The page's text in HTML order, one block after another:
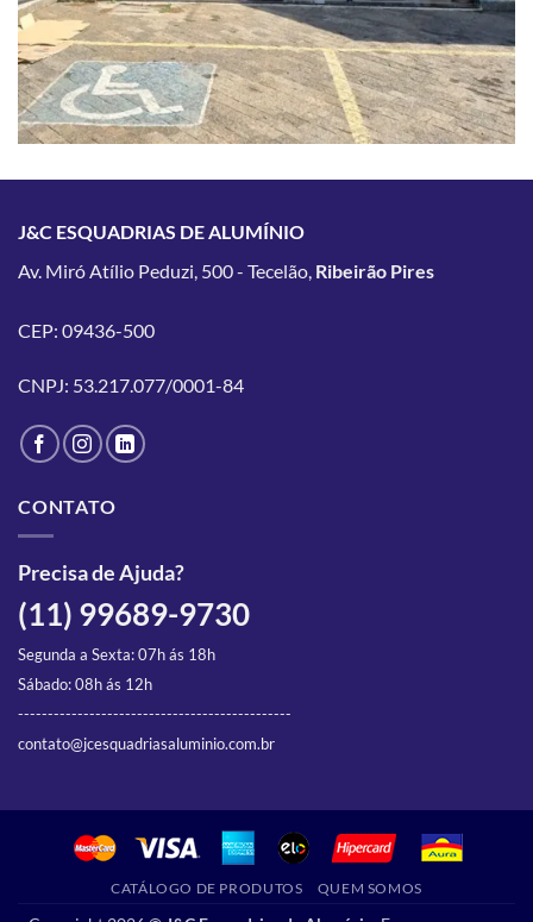
J&C ESQUADRIAS DE ALUMÍNIO
Av. Miró Atílio Peduzi, 500 - Tecelão, Ribeirão Pires
CEP: 09436-500
CNPJ: 53.217.077/0001-84
CONTATO
Precisa de Ajuda?
(11) 99689-9730
Segunda a Sexta: 07h ás 18h
Sábado: 08h ás 12h
----------------------------------------------
contato@jcesquadriasaluminio.com.br
CATÁLOGO DE PRODUTOS QUEM SOMOS